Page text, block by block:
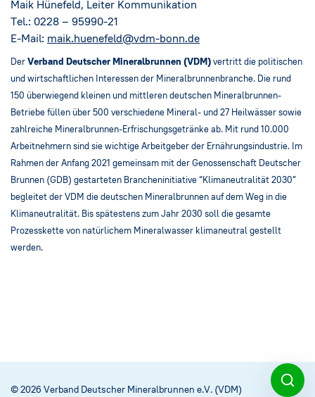
Maik Hünefeld, Leiter Kommunikation
Tel.: 0228 – 95990-21
E-Mail: maik.huenefeld@vdm-bonn.de
DerVerband Deutscher Mineralbrunnen (VDM)vertritt die politischen
und wirtschaftlichen Interessen der Mineralbrunnenbranche. Die rund
150 überwiegend kleinen und mittleren deutschen Mineralbrunnen-
Betriebe füllen über 500 verschiedene Mineral- und 27 Heilwässer sowie
zahlreiche Mineralbrunnen-Erfrischungsgetränke ab. Mit rund 10.000
Arbeitnehmern sind sie wichtige Arbeitgeber der Ernährungsindustrie. Im
Rahmen der Anfang 2021 gemeinsam mit der Genossenschaft Deutscher
Brunnen (GDB) gestarteten Brancheninitiative “Klimaneutralität 2030”
begleitet der VDM die deutschen Mineralbrunnen auf dem Weg in die
Klimaneutralität. Bis spätestens zum Jahr 2030 soll die gesamte
Prozesskette von natürlichem Mineralwasser klimaneutral gestellt
werden.
© 2026 Verband Deutscher Mineralbrunnen e.V. (VDM)